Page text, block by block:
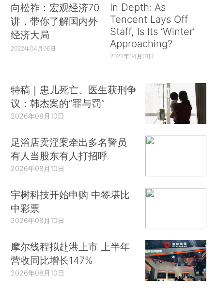
向松祚：宏观经济70
讲，带你了解国内外
经济大局
2022年04月06日
In Depth: As
Tencent Lays Off
Staff, Is Its ‘Winter’
Approaching?
2022年04月01日
特稿｜患儿死亡、医生获刑争
议：韩杰案的“罪与罚”
2026年08月10日
足浴店卖淫案牵出多名警员
有人当股东有人打招呼
2026年08月10日
宇树科技开始申购 中签堪比
中彩票
2026年08月10日
摩尔线程拟赴港上市 上半年
营收同比增长147%
2026年08月10日